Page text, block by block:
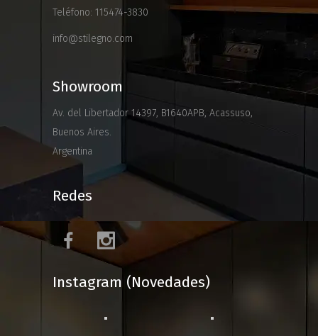
Teléfono: 115474-3830
info@stilegno.com
Showroom
Av. del Libertador 14397, B1640APB, Acassuso,
Buenos Aires.
Argentina
Redes
Instagram (Novedades)